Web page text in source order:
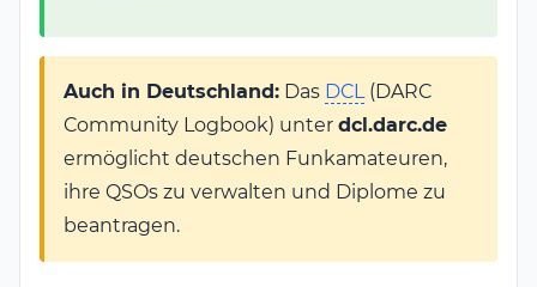
Auch in Deutschland: Das DCL(DARC
Community Logbook) unter dcl.darc.de
ermöglicht deutschen Funkamateuren,
ihre QSOs zu verwalten und Diplome zu
beantragen.